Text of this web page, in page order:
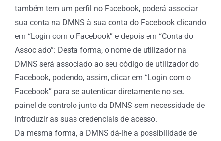
também tem um perfil no Facebook, poderá associar
sua conta na DMNS à sua conta do Facebook clicando
em “Login com o Facebook” e depois em “Conta do
Associado”: Desta forma, o nome de utilizador na
DMNS será associado ao seu código de utilizador do
Facebook, podendo, assim, clicar em “Login com o
Facebook” para se autenticar diretamente no seu
painel de controlo junto da DMNS sem necessidade de
introduzir as suas credenciais de acesso.
Da mesma forma, a DMNS dá-lhe a possibilidade de